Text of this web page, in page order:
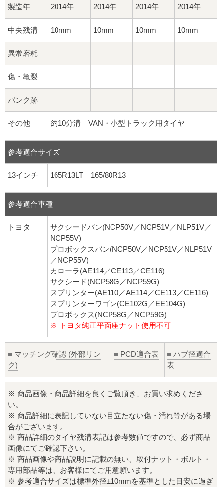
製造年 2014年 2014年 2014年 2014年
中央残溝 10mm 10mm 10mm 10mm
異常磨耗
傷・亀裂
パンク跡
その他 約10分溝 VAN・小型トラック用タイヤ
参考適合サイズ
13インチ 165R13LT 165/80R13
参考適合車種
トヨタ
サクシードバン(NCP50V／NCP51V／NLP51V／
NCP55V)
プロボックスバン(NCP50V／NCP51V／NLP51V
／NCP55V)
カローラ(AE114／CE113／CE116)
サクシード(NCP58G／NCP59G)
スプリンター(AE110／AE114／CE113／CE116)
スプリンターワゴン(CE102G／EE104G)
プロボックス(NCP58G／NCP59G)
※ トヨタ純正平面座ナット使用不可
■ マッチング確認 (外部リン
ク)
■ PCD適合表 ■ ハブ径適合
表
※ 商品画像・商品詳細を良くご覧頂き、お買い求めくださ
い。
※ 商品詳細に表記していない目立たない傷・汚れ等がある場
合がございます。
※ 商品詳細のタイヤ残溝表記は参考数値ですので、必ず商品
画像にてご確認下さい。
※ 商品画像や商品説明に記載の無い、取付ナット・ボルト・
専用部品等は、お客様にてご用意願います。
※ 参考適合サイズは標準外径±10mmを基準とした目安に過ぎ